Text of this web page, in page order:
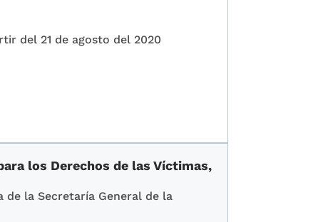
del 21 de agosto del 2020
los Derechos de las Víctimas,
la Secretaría General de la